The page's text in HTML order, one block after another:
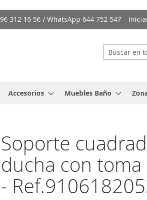
312 16 56 / WhatsApp 644 752 547
Buscar
Accesorios Muebles Baño
Soporte
ducha con toma
-